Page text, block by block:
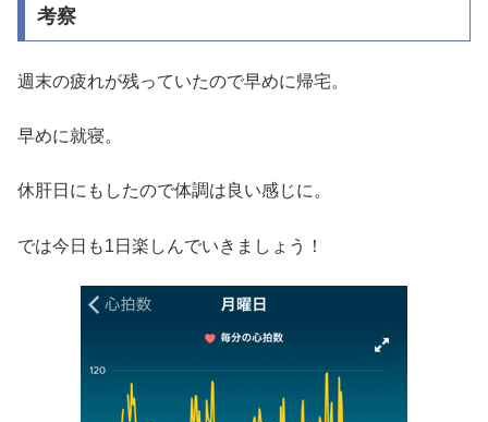
考察
週末の疲れが残っていたので早めに帰宅。
早めに就寝。
休肝日にもしたので体調は良い感じに。
では今日も1日楽しんでいきましょう！